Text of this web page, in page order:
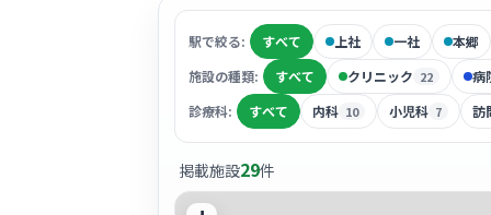
駅で絞る: すべて 上社 一社
本郷
施設の種類:
すべて クリニック 22
病
診療科:
すべて 内科 10 小児科 7 訪
掲載施設29件